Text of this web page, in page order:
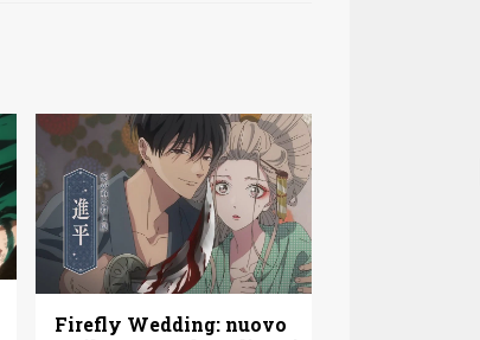
Firefly Wedding: nuovo